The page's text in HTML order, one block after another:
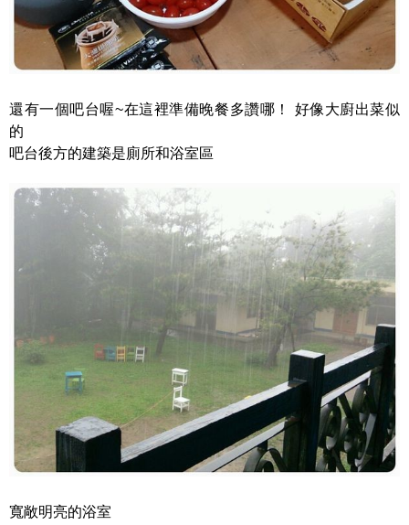
還有一個吧台喔~在這裡準備晚餐多讚哪！ 好像大廚出菜似
的
吧台後方的建築是廁所和浴室區
寬敞明亮的浴室